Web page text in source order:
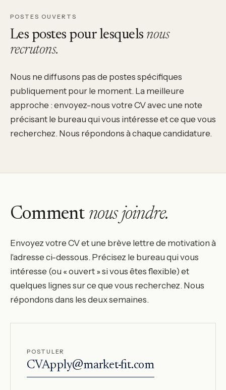
POSTES OUVERTS
Les postes pour lesquels nous
recrutons.
Nous ne diffusons pas de postes spécifiques
publiquement pour le moment. La meilleure
approche : envoyez-nous votre CV avec une note
précisant le bureau qui vous intéresse et ce que vous
recherchez. Nous répondons à chaque candidature.
Comment nous joindre.
Envoyez votre CV et une brève lettre de motivation à
l'adresse ci-dessous. Précisez le bureau qui vous
intéresse (ou « ouvert » si vous êtes flexible) et
quelques lignes sur ce que vous recherchez. Nous
répondons dans les deux semaines.
POSTULER
CVApply@market-fit.com